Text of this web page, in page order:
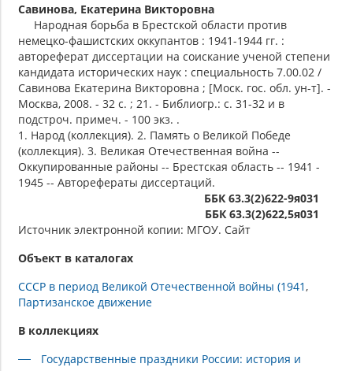
Савинова, Екатерина Викторовна
Народная борьба в Брестской области против
немецко-фашистских оккупантов : 1941-1944 гг. :
автореферат диссертации на соискание ученой степени
кандидата исторических наук : специальность 7.00.02 /
Савинова Екатерина Викторовна ; [Моск. гос. обл. ун-т]. -
Москва, 2008. - 32 с. ; 21. - Библиогр.: с. 31-32 и в
подстроч. примеч. - 100 экз. .
1. Народ (коллекция). 2. Память о Великой Победе
(коллекция). 3. Великая Отечественная война --
Оккупированные районы -- Брестская область -- 1941 -
1945 -- Авторефераты диссертаций.
ББК 63.3(2)622-9я031
ББК 63.3(2)622,5я031
Источник электронной копии: МГОУ. Сайт
Объект в каталогах
СССР в период Великой Отечественной войны (1941
Партизанское движение
В коллекциях
Государственные праздники России: история и